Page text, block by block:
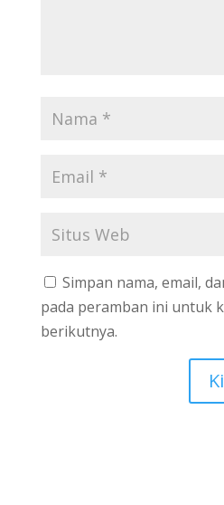
Simpan nama, email,
pada peramban ini untuk
berikutnya.